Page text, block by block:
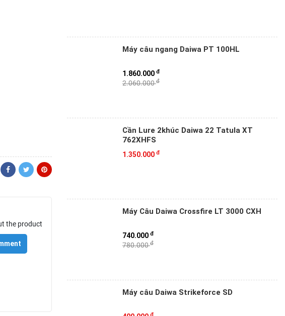
the product
Máy câu ngang Daiwa PT 100HL
2.060.000đ
1.860.000 đ
Cần Lure 2khúc Daiwa 22 Tatula XT
762XHFS
1.350.000 đ
Máy Câu Daiwa Crossfire LT 3000 CXH
780.000đ
740.000 đ
Máy câu Daiwa Strikeforce SD
đ